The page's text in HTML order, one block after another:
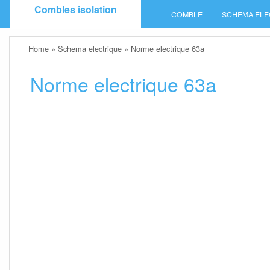
Combles isolation COMBLE SCHEMA
Home »Schema electrique » Norme electrique 63a
Norme electrique 63a